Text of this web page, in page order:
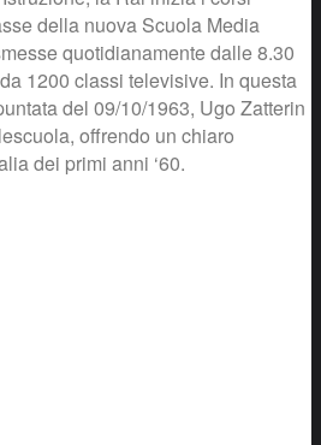
della nuova Scuola Media
quotidianamente dalle 8.30
1200 classi televisive. In questa
del 09/10/1963, Ugo Zatterin
offrendo un chiaro
dei primi anni ‘60.